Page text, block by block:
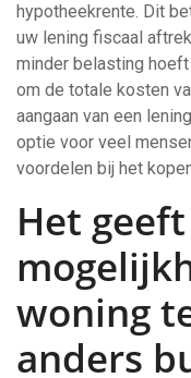
hypotheekrente. Dit
uw lening fiscaal
minder belasting
om de totale kosten
aangaan van een
optie voor veel
voordelen bij het
Het
woning
anders